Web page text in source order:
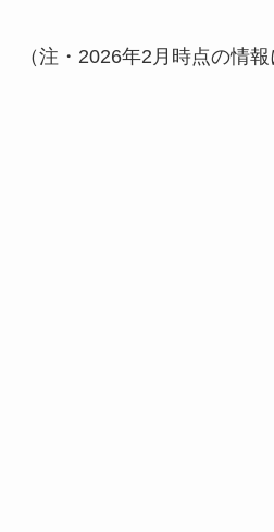
（注・2026年2月時点の情報